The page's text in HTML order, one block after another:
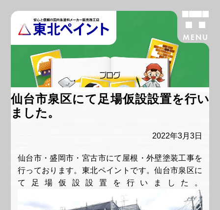
MENU
ブログ
仙台市泉区にて足場仮設設置を行い
ました。
2022年3月3日
仙台市・盛岡市・宮古市にて屋根・外壁塗装工事を
行っております。東北ペイントです。仙台市泉区に
て足場仮設設置を行いました。